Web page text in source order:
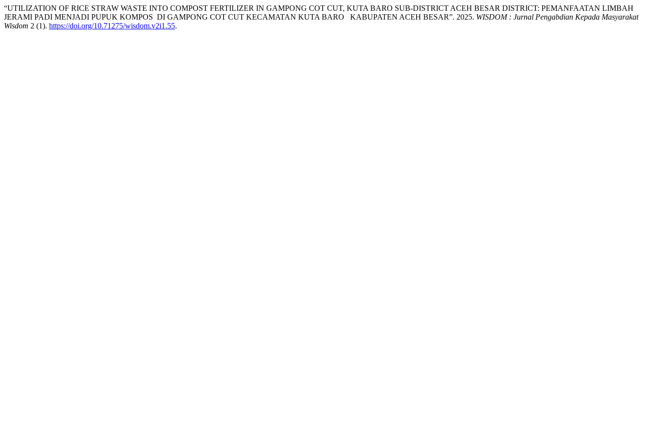
“UTILIZATION OF RICE STRAW WASTE INTO COMPOST FERTILIZER IN GAMPONG COT CUT, KUTA BARO SUB-DISTRICT ACEH BESAR DISTRICT: PEMANFAATAN LIMBAH
JERAMI PADI MENJADI PUPUK KOMPOS DI GAMPONG COT CUT KECAMATAN KUTA BARO KABUPATEN ACEH BESAR”. 2025. WISDOM : Jurnal Pengabdian Kepada Masyarakat
Wisdom 2 (1). https://doi.org/10.71275/wisdom.v2i1.55.